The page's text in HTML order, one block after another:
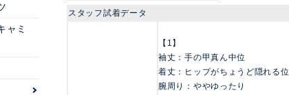
ャミ
スタッフ試着データ
【1】
袖丈：手の甲真ん中位
着丈：ヒップがちょうど隠れる位
腕周り：ややゆったり